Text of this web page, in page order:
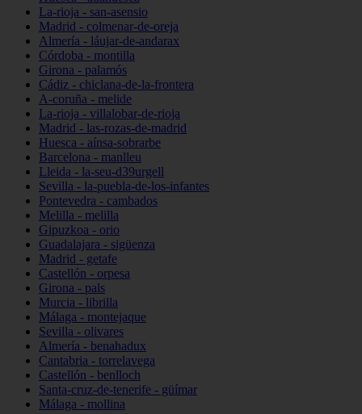
La-rioja - san-asensio
Madrid - colmenar-de-oreja
Almería - láujar-de-andarax
Córdoba - montilla
Girona - palamós
Cádiz - chiclana-de-la-frontera
A-coruña - melide
La-rioja - villalobar-de-rioja
Madrid - las-rozas-de-madrid
Huesca - aínsa-sobrarbe
Barcelona - manlleu
Lleida - la-seu-d39urgell
Sevilla - la-puebla-de-los-infantes
Pontevedra - cambados
Melilla - melilla
Gipuzkoa - orio
Guadalajara - sigüenza
Madrid - getafe
Castellón - orpesa
Girona - pals
Murcia - librilla
Málaga - montejaque
Sevilla - olivares
Almería - benahadux
Cantabria - torrelavega
Castellón - benlloch
Santa-cruz-de-tenerife - güímar
Málaga - mollina